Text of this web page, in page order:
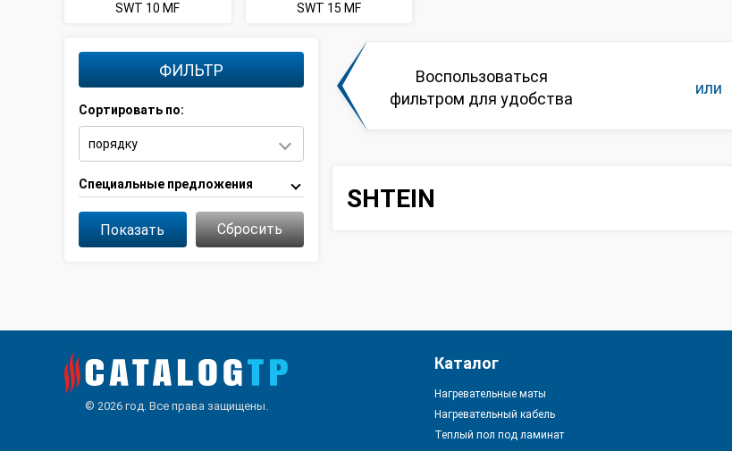
SWT 10 MF SWT 15 MF
ФИЛЬТР
Сортировать по:
Специальные предложения
Показать Cбросить
Воспользоваться
фильтром для удобства
или
SHTEIN
© 2026 год. Все права защищены.
Каталог
Нагревательные маты
Нагревательный кабель
Теплый пол под ламинат